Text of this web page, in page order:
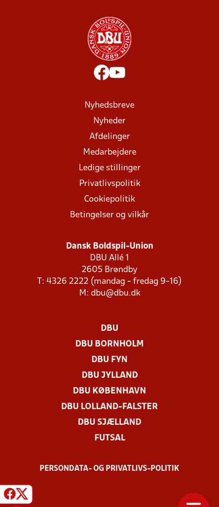
Nyhedsbreve
Nyheder
Afdelinger
Medarbejdere
Ledige stillinger
Privatlivspolitik
Cookiepolitik
Betingelser og vilkår
Dansk Boldspil-Union
DBU Allé 1
2605 Brøndby
T: 4326 2222 (mandag - fredag 9-16)
M: dbu@dbu.dk
DBU
DBU BORNHOLM
DBU FYN
DBU JYLLAND
DBU KØBENHAVN
DBU LOLLAND-FALSTER
DBU SJÆLLAND
FUTSAL
PERSONDATA- OG PRIVATLIVS-POLITIK